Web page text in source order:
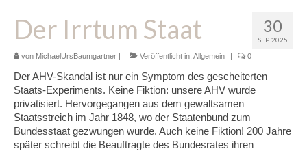
Über mich
Glossar
Blog
Links
Kontakt
30
SEP. 2025
Der Irrtum Staat
von MichaelUrsBaumgartner | Veröffentlicht in: Allgemein | 0
Der AHV-Skandal ist nur ein Symptom des gescheiterten
Staats-Experiments. Keine Fiktion: unsere AHV wurde
privatisiert. Hervorgegangen aus dem gewaltsamen
Staatsstreich im Jahr 1848, wo der Staatenbund zum
Bundesstaat gezwungen wurde. Auch keine Fiktion! 200 Jahre
später schreibt die Beauftragte des Bundesrates ihren